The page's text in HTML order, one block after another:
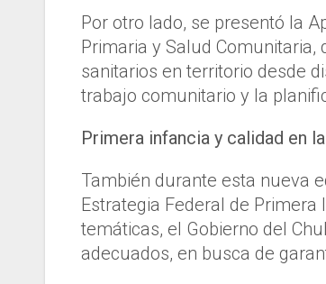
Por otro lado, se presentó la
Primaria y Salud
sanitarios en territorio desde
trabajo comunitario y la
Primera infancia y calidad en
También durante esta nueva
Estrategia Federal de Primera
temáticas, el Gobierno del
adecuados, en busca de